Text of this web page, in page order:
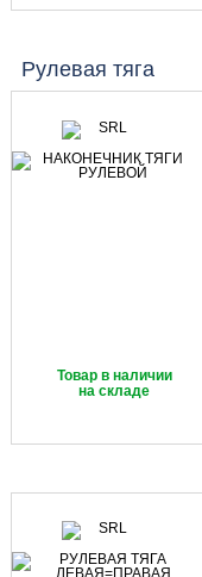
Рулевая тяга
Товар в наличии
на складе